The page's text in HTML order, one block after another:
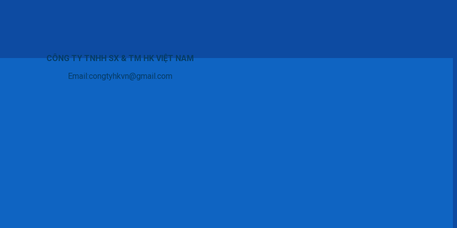
CÔNG TY TNHH SX & TM HK VIỆT NAM
Email:congtyhkvn@gmail.com